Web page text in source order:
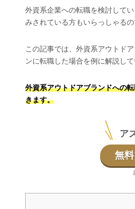
外資系企業への転職を検討して
みされている方もいらっしゃるの
この記事では、外資系アウトド
ンに転職した場合を例に解説し
外資系アウトドアブランドへの
きます。
ア
無